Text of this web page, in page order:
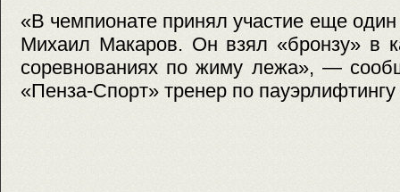
«В чемпионате принял участие еще один
Михаил Макаров. Он взял «бронзу» в
соревнованиях по жиму лежа», —
«Пенза-Спорт» тренер по